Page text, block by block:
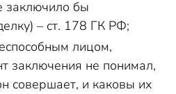
заключило бы
– ст. 178 ГК РФ;
лицом,
заключения не понимал,
совершает, и каковы их